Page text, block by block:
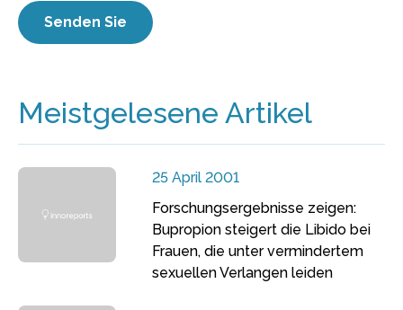
Meistgelesene Artikel
25 April 2001
Forschungsergebnisse zeigen:
Bupropion steigert die Libido bei
Frauen, die unter vermindertem
sexuellen Verlangen leiden